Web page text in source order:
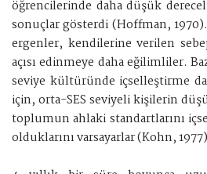
öğrencilerinde daha düşük
sonuçlar gösterdi (Hoffman,
ergenler, kendilerine verilen
açısı edinmeye daha eğilimliler.
seviye kültüründe içselleştirme
için, orta-SES seviyeli kişilerin
toplumun ahlaki standartlarını
olduklarını varsayarlar (Kohn,